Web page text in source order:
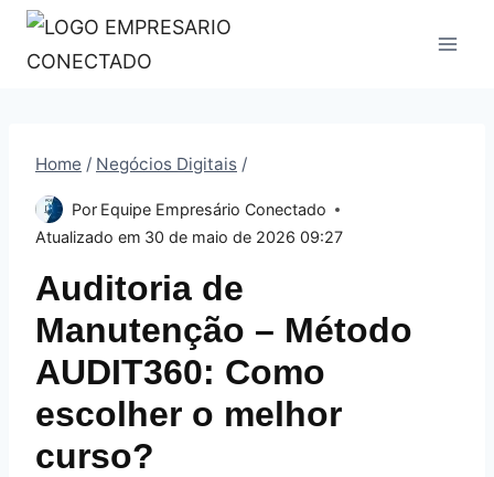
Pular
para
Home / Negócios Digitais /
Por Equipe Empresário Conectado
Atualizado em 30 de maio de 2026 09:27
Auditoria de
Manutenção – Método
AUDIT360: Como
escolher o melhor
curso?